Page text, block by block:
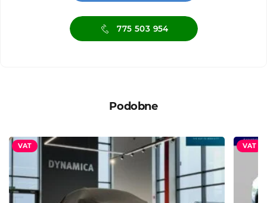
775 503 954
Podobne
VAT VAT